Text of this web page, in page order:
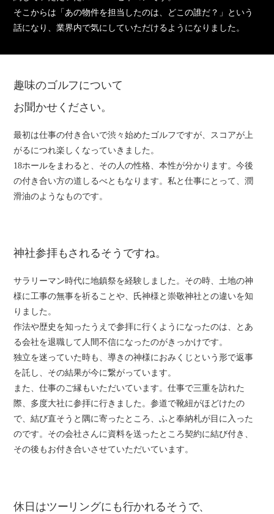
そこからは「あの物件を担当したのは、どこの誰だ？」という
話になり、業界内で気にしていただけるようになりました。
趣味のゴルフについて
お聞かせください。
最初は仕事の付き合いで渋々始めたゴルフですが、スコアが上
がるにつれ楽しくなっていきました。
18ホールをまわると、その人の性格、本性が分かります。今後
の付き合い方の道しるべともなります。私と仕事にとって、潤
滑油のようなものです。
神社参拝もされるそうですね。
サラリーマン時代に地鎮祭を経験しました。その時、土地の神
様に工事の無事を祈ることや、氏神様と崇敬神社との違いを知
りました。
作法や歴史を知ったうえで参拝に行くようになったのは、とあ
る会社を退職して人間不信になったのがきっかけです。
独立を迷っていた時も、導きの神様におみくじという形で返事
を託し、その結果が今に繋がっています。
また、仕事のご縁もいただいています。仕事で三重を訪れた
際、多度大社に参拝に行きました。参道で靴紐がほどけたの
で、結び直そうと隅に寄ったところ、ふと奉納札が目に入った
のです。その会社さんに資料を送ったところ契約に結び付き、
その後もお付き合いさせていただいています。
休日はツーリングにも行かれるそうで、